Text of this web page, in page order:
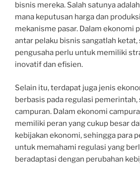
bisnis mereka. Salah satunya
mana keputusan harga dan
mekanisme pasar. Dalam ekonomi
antar pelaku bisnis sangatlah ketat,
pengusaha perlu untuk memiliki
inovatif dan efisien.
Selain itu, terdapat juga jenis
berbasis pada regulasi
campuran. Dalam ekonomi
memiliki peran yang cukup besar
kebijakan ekonomi, sehingga para
untuk memahami regulasi yang
beradaptasi dengan perubahan